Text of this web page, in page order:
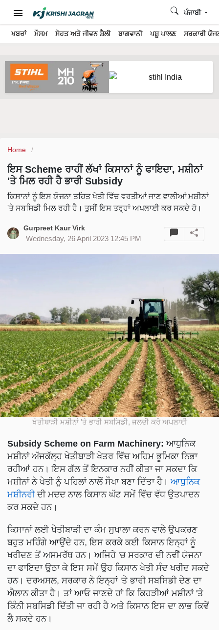
ਖਬਰਾਂ ਮੌਸਮ ਸੇਹਤ ਅਤੇ ਜੀਵਨ ਸ਼ੈਲੀ ਬਾਗਵਾਨੀ ਪਸ਼ੂ ਪਾਲਣ ਸਰਕਾਰੀ
ਪੰਜਾਬੀ
Home
ਇਸ Scheme ਰਾਹੀਂ ਲੱਖਾਂ ਕਿਸਾਨਾਂ ਨੂੰ ਫਾਇਦਾ, ਮਸ਼ੀਨਾਂ
'ਤੇ ਮਿਲ ਰਹੀ ਹੈ ਭਾਰੀ Subsidy
ਕਿਸਾਨਾਂ ਨੂੰ ਇਸ ਯੋਜਨਾ ਤਹਿਤ ਖੇਤੀ ਵਿੱਚ ਵਰਤੀਆਂ ਜਾਣ ਵਾਲੀਆਂ ਮਸ਼ੀਨਾਂ
'ਤੇ ਸਬਸਿਡੀ ਮਿਲ ਰਹੀ ਹੈ। ਤੁਸੀਂ ਇਸ ਤਰ੍ਹਾਂ ਅਪਲਾਈ ਕਰ ਸਕਦੇ ਹੋ।
Gurpreet Kaur Virk
Wednesday, 26 April 2023 12:45 PM
ਖੇਤੀਬਾੜੀ ਮਸ਼ੀਨਾਂ 'ਤੇ ਭਾਰੀ ਸਬਸਿਡੀ, ਜਲਦੀ ਕਰੋ ਅਪਲਾਈ
Subsidy Scheme on Farm Machinery: ਆਧੁਨਿਕ
ਮਸ਼ੀਨਾਂ ਅੱਜਕੱਲ੍ਹ ਖੇਤੀਬਾੜੀ ਖੇਤਰ ਵਿੱਚ ਅਹਿਮ ਭੂਮਿਕਾ ਨਿਭਾ
ਰਹੀਆਂ ਹਨ। ਇਸ ਗੱਲ ਤੋਂ ਇਨਕਾਰ ਨਹੀਂ ਕੀਤਾ ਜਾ ਸਕਦਾ ਕਿ
ਮਸ਼ੀਨਾਂ ਨੇ ਖੇਤੀ ਨੂੰ ਪਹਿਲਾਂ ਨਾਲੋਂ ਸੌਖਾ ਬਣਾ ਦਿੱਤਾ ਹੈ। ਆਧੁਨਿਕ
ਮਸ਼ੀਨਰੀਦੀ ਮਦਦ ਨਾਲ ਕਿਸਾਨ ਘੱਟ ਸਮੇਂ ਵਿੱਚ ਵੱਧ ਉਤਪਾਦਨ
ਕਰ ਸਕਦੇ ਹਨ।
ਕਿਸਾਨਾਂ ਲਈ ਖੇਤੀਬਾੜੀ ਦਾ ਕੰਮ ਸੁਖਾਲਾ ਕਰਨ ਵਾਲੇ ਉਪਕਰਣ
ਬਹੁਤ ਮਹਿੰਗੇ ਆਉਂਦੇ ਹਨ, ਇਸ ਕਰਕੇ ਕਈ ਕਿਸਾਨ ਇਨ੍ਹਾਂ ਨੂੰ
ਖਰੀਦਣ ਤੋਂ ਅਸਮਰੱਥ ਹਨ। ਅਜਿਹੇ 'ਚ ਸਰਕਾਰ ਦੀ ਨਵੀਂ ਯੋਜਨਾ
ਦਾ ਫਾਇਦਾ ਉਠਾ ਕੇ ਇਸ ਸਮੇਂ ਉਹ ਕਿਸਾਨ ਖੇਤੀ ਸੰਦ ਖਰੀਦ ਸਕਦੇ
ਹਨ। ਦਰਅਸਲ, ਸਰਕਾਰ ਨੇ ਇਨ੍ਹਾਂ 'ਤੇ ਭਾਰੀ ਸਬਸਿਡੀ ਦੇਣ ਦਾ
ਐਲਾਨ ਕੀਤਾ ਹੈ। ਤਾਂ ਆਓ ਜਾਣਦੇ ਹਾਂ ਕਿ ਕਿਹੜੀਆਂ ਮਸ਼ੀਨਾਂ 'ਤੇ
ਕਿੰਨੀ ਸਬਸਿਡੀ ਦਿੱਤੀ ਜਾ ਰਹੀ ਹੈ ਅਤੇ ਕਿਸਾਨ ਇਸ ਦਾ ਲਾਭ ਕਿਵੇਂ
ਲੈ ਸਕਦੇ ਹਨ।